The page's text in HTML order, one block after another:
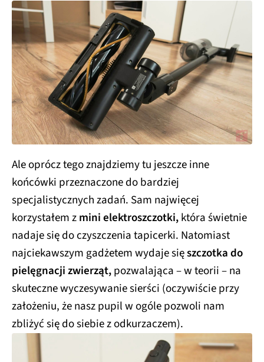
Ale oprócz tego znajdziemy tu jeszcze inne
końcówki przeznaczone do bardziej
specjalistycznych zadań. Sam najwięcej
korzystałem zmini elektroszczotki,która świetnie
nadaje się do czyszczenia tapicerki. Natomiast
najciekawszym gadżetem wydaje sięszczotka do
pielęgnacji zwierząt,pozwalająca – w teorii – na
skuteczne wyczesywanie sierści (oczywiście przy
założeniu, że nasz pupil w ogóle pozwoli nam
zbliżyć się do siebie z odkurzaczem).